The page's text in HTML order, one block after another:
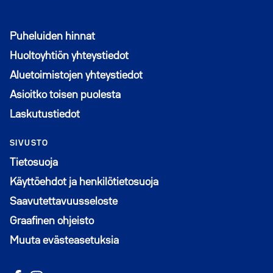
Puheluiden hinnat
Huoltoyhtiön yhteystiedot
Aluetoimistojen yhteystiedot
Asioitko toisen puolesta
Laskutustiedot
SIVUSTO
Tietosuoja
Käyttöehdot ja henkilötietosuoja
Saavutettavuusseloste
Graafinen ohjeisto
Muuta evästeasetuksia